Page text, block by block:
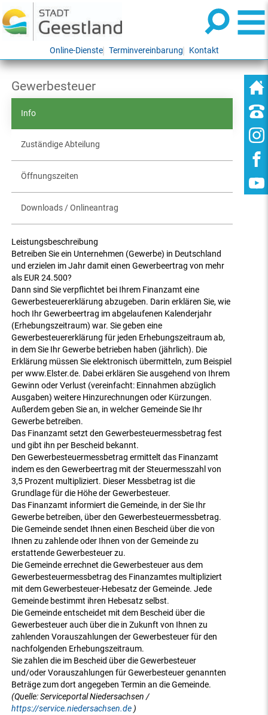
Online-Dienste Terminvereinbarung Kontakt
Gewerbesteuer
Info
Zuständige Abteilung
Öffnungszeiten
Downloads / Onlineantrag
Leistungsbeschreibung
Betreiben Sie ein Unternehmen (Gewerbe) in Deutschland
und erzielen im Jahr damit einen Gewerbeertrag von mehr
als EUR 24.500?
Dann sind Sie verpflichtet bei Ihrem Finanzamt eine
Gewerbesteuererklärung abzugeben. Darin erklären Sie, wie
hoch Ihr Gewerbeertrag im abgelaufenen Kalenderjahr
(Erhebungszeitraum) war. Sie geben eine
Gewerbesteuererklärung für jeden Erhebungszeitraum ab,
in dem Sie Ihr Gewerbe betrieben haben (jährlich). Die
Erklärung müssen Sie elektronisch übermitteln, zum Beispiel
per www.Elster.de. Dabei erklären Sie ausgehend von Ihrem
Gewinn oder Verlust (vereinfacht: Einnahmen abzüglich
Ausgaben) weitere Hinzurechnungen oder Kürzungen.
Außerdem geben Sie an, in welcher Gemeinde Sie Ihr
Gewerbe betreiben.
Das Finanzamt setzt den Gewerbesteuermessbetrag fest
und gibt ihn per Bescheid bekannt.
Den Gewerbesteuermessbetrag ermittelt das Finanzamt
indem es den Gewerbeertrag mit der Steuermesszahl von
3,5 Prozent multipliziert. Dieser Messbetrag ist die
Grundlage für die Höhe der Gewerbesteuer.
Das Finanzamt informiert die Gemeinde, in der Sie Ihr
Gewerbe betreiben, über den Gewerbesteuermessbetrag.
Die Gemeinde sendet Ihnen einen Bescheid über die von
Ihnen zu zahlende oder Ihnen von der Gemeinde zu
erstattende Gewerbesteuer zu.
Die Gemeinde errechnet die Gewerbesteuer aus dem
Gewerbesteuermessbetrag des Finanzamtes multipliziert
mit dem Gewerbesteuer-Hebesatz der Gemeinde. Jede
Gemeinde bestimmt ihren Hebesatz selbst.
Die Gemeinde entscheidet mit dem Bescheid über die
Gewerbesteuer auch über die in Zukunft von Ihnen zu
zahlenden Vorauszahlungen der Gewerbesteuer für den
nachfolgenden Erhebungszeitraum.
Sie zahlen die im Bescheid über die Gewerbesteuer
und/oder Vorauszahlungen für Gewerbesteuer genannten
Beträge zum dort angegeben Termin an die Gemeinde.
(Quelle: Serviceportal Niedersachsen /
https://service.niedersachsen.de )